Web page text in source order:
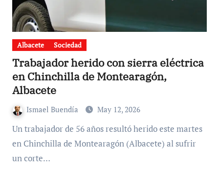
Albacete Sociedad
Trabajador herido con sierra eléctrica
en Chinchilla de Montearagón,
Albacete
Ismael Buendía May 12, 2026
Un trabajador de 56 años resultó herido este martes
en Chinchilla de Montearagón (Albacete) al sufrir
un corte…